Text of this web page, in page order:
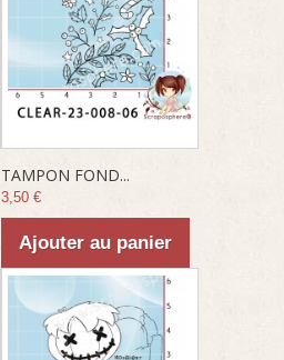
TAMPON FOND...
3,50 €
Ajouter au panier